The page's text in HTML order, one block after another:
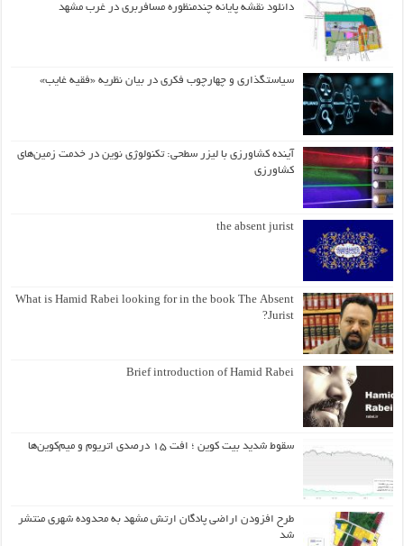
دانلود نقشه پایانه چندمنظوره مسافربری در غرب مشهد
سیاستگذاری و چهارچوب فکری در بیان نظریه «فقیه غایب»
آینده کشاورزی با لیزر سطحی: تکنولوژی نوین در خدمت زمین‌های
کشاورزی
the absent jurist
What is Hamid Rabei looking for in the book The Absent
Jurist?
Brief introduction of Hamid Rabei
سقوط شدید بیت کوین ؛ افت ۱۵ درصدی اتریوم و میم‌کوین‌ها
طرح افزودن اراضی پادگان ارتش مشهد به محدوده شهری منتشر
شد